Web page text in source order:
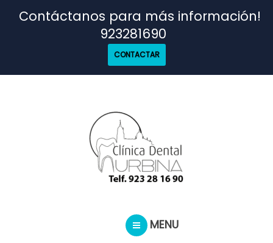
Contáctanos para más información!
923281690
CONTACTAR
MENU